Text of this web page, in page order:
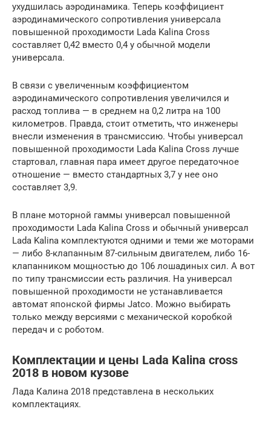
ухудшилась аэродинамика. Теперь коэффициент
аэродинамического сопротивления универсала
повышенной проходимости Lada Kalina Cross
составляет 0,42 вместо 0,4 у обычной модели
универсала.
В связи с увеличенным коэффициентом
аэродинамического сопротивления увеличился и
расход топлива — в среднем на 0,2 литра на 100
километров. Правда, стоит отметить, что инженеры
внесли изменения в трансмиссию. Чтобы универсал
повышенной проходимости Lada Kalina Cross лучше
стартовал, главная пара имеет другое передаточное
отношение — вместо стандартных 3,7 у нее оно
составляет 3,9.
В плане моторной гаммы универсал повышенной
проходимости Lada Kalina Cross и обычный универсал
Lada Kalina комплектуются одними и теми же моторами
— либо 8-клапанным 87-сильным двигателем, либо 16-
клапанником мощностью до 106 лошадиных сил. А вот
по типу трансмиссии есть различия. На универсал
повышенной проходимости не устанавливается
автомат японской фирмы Jatco. Можно выбирать
только между версиями с механической коробкой
передач и с роботом.
Комплектации и цены Lada Kalina cross
2018 в новом кузове
Лада Калина 2018 представлена в нескольких
комплектациях.